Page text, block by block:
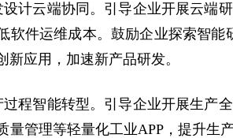
计云端协同。引导企业开展云端
软件运维成本。鼓励企业探索智
新应用，加速新产品研发。
程智能转型。引导企业开展生产
量管理等轻量化工业APP，提升生